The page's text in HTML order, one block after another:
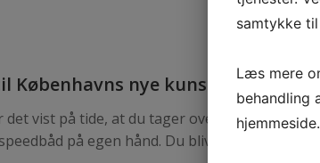
Københavns nye kunstige øer?
det vist på tide, at du tager over bæltet og
på egen hånd. Du bliver også i
samtykke
Læs mere
behandling
hjemmeside.